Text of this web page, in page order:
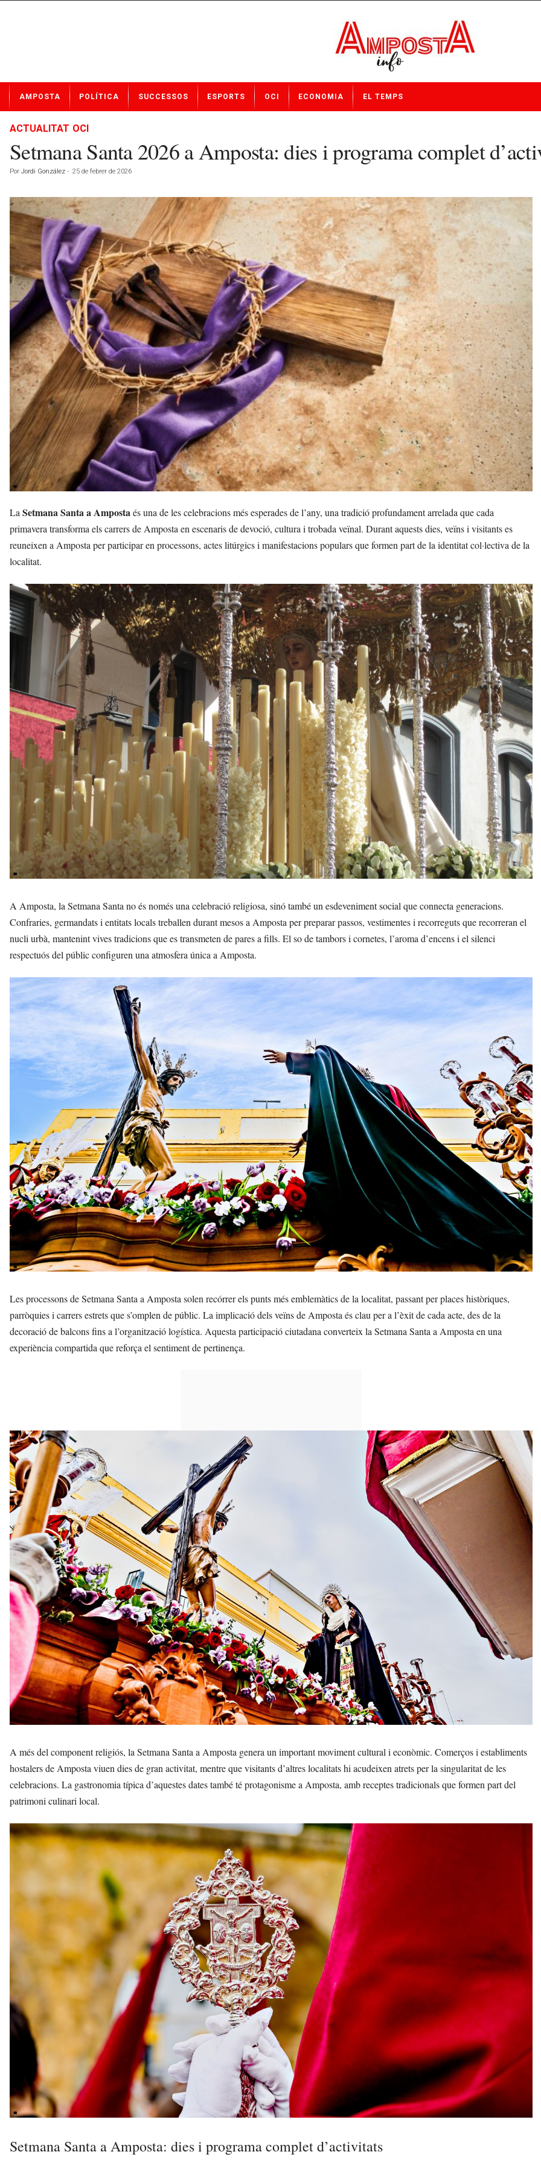
t
AMPOSTA POLÍTICA SUCCESSOS ESPORTS OCI ECONOMIA EL TEMPS
ACTUALITAT OCI
Setmana Santa 2026 a Amposta: dies i programa complet
Por Jordi González - 25 de febrer de 2026
LaSetmana Santa a Ampostaés una de les celebracions més esperades de l’any, una tradició profundament arrelada que cada
primavera transforma els carrers de Amposta en escenaris de devoció, cultura i trobada veïnal. Durant aquests dies, veïns i visitants es
reuneixen a Amposta per participar en processons, actes litúrgics i manifestacions populars que formen part de la identitat col·lectiva de la
localitat.
A Amposta, la Setmana Santa no és només una celebració religiosa, sinó també un esdeveniment social que connecta generacions.
Confraries, germandats i entitats locals treballen durant mesos a Amposta per preparar passos, vestimentes i recorreguts que recorreran el
nucli urbà, mantenint vives tradicions que es transmeten de pares a fills. El so de tambors i cornetes, l’aroma d’encens i el silenci
respectuós del públic configuren una atmosfera única a Amposta.
Les processons de Setmana Santa a Amposta solen recórrer els punts més emblemàtics de la localitat, passant per places històriques,
parròquies i carrers estrets que s’omplen de públic. La implicació dels veïns de Amposta és clau per a l’èxit de cada acte, des de la
decoració de balcons fins a l’organització logística. Aquesta participació ciutadana converteix la Setmana Santa a Amposta en una
experiència compartida que reforça el sentiment de pertinença.
A més del component religiós, la Setmana Santa a Amposta genera un important moviment cultural i econòmic. Comerços i establiments
hostalers de Amposta viuen dies de gran activitat, mentre que visitants d’altres localitats hi acudeixen atrets per la singularitat de les
celebracions. La gastronomia típica d’aquestes dates també té protagonisme a Amposta, amb receptes tradicionals que formen part del
patrimoni culinari local.
Setmana Santa a Amposta: dies i programa complet d’activitats